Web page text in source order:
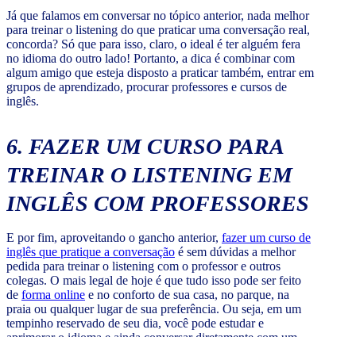
Já que falamos em conversar no tópico anterior, nada melhor
para treinar o listening do que praticar uma conversação real,
concorda? Só que para isso, claro, o ideal é ter alguém fera
no idioma do outro lado! Portanto, a dica é combinar com
algum amigo que esteja disposto a praticar também, entrar em
grupos de aprendizado, procurar professores e cursos de
inglês.
6. FAZER UM CURSO PARA
TREINAR O LISTENING EM
INGLÊS COM PROFESSORES
E por fim, aproveitando o gancho anterior, fazer um curso de
inglês que pratique a conversação é sem dúvidas a melhor
pedida para treinar o listening com o professor e outros
colegas. O mais legal de hoje é que tudo isso pode ser feito
de forma online e no conforto de sua casa, no parque, na
praia ou qualquer lugar de sua preferência. Ou seja, em um
tempinho reservado de seu dia, você pode estudar e